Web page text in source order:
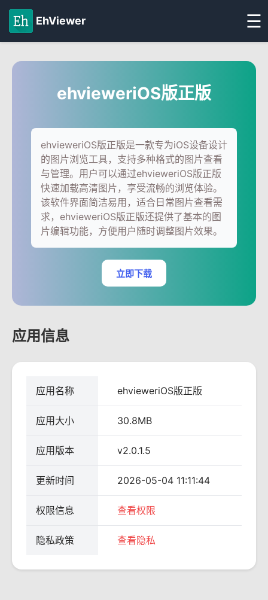
EhViewer ☰
ehvieweriOS版正版
ehvieweriOS版正版是一款专为iOS设备设计
的图片浏览工具，支持多种格式的图片查看
与管理。用户可以通过ehvieweriOS版正版
快速加载高清图片，享受流畅的浏览体验。
该软件界面简洁易用，适合日常图片查看需
求，ehvieweriOS版正版还提供了基本的图
片编辑功能，方便用户随时调整图片效果。
立即下载
应用信息
应用名称 ehvieweriOS版正版
应用大小 30.8MB
应用版本 v2.0.1.5
更新时间 2026-05-04 11:11:44
权限信息 查看权限
隐私政策 查看隐私